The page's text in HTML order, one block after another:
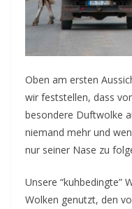
Oben am ersten
wir feststellen, dass
besondere Duftwolke
niemand mehr und
nur seiner Nase zu
Unsere “kuhbedingte”
Wolken genutzt, den